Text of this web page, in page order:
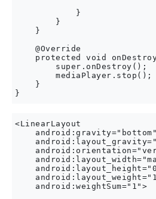
            }
        }
    }
    @Override
protected void
        super.onDestroy();
        mediaPlayer.stop();
    }
<LinearLayout
    android:gravity="bottom"
    android:weightSum="1">